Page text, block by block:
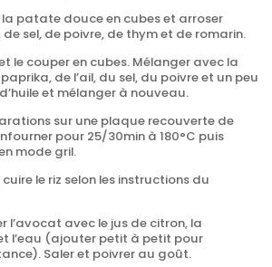
la patate douce en cubes et arroser
de sel, de poivre, de thym et de romarin.
le couper en cubes. Mélanger avec la
de l’ail, du sel, du poivre et un peu
et mélanger à nouveau.
sur une plaque recouverte de
pour 25/30min à 180°C puis
mode gril.
le riz selon les instructions du
l’avocat avec le jus de citron, la
l’eau (ajouter petit à petit pour
Saler et poivrer au goût.